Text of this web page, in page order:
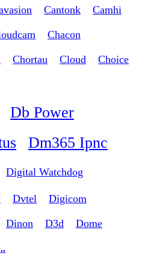
Cantonk Camhi
Chacon
Chortau Cloud Choice
Db Power
Dm365 Ipnc
Digital Watchdog
Dvtel Digicom
Dinon D3d Dome